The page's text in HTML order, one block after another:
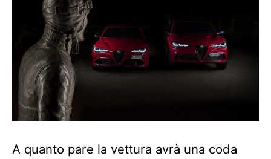
A quanto pare la vettura avrà una coda